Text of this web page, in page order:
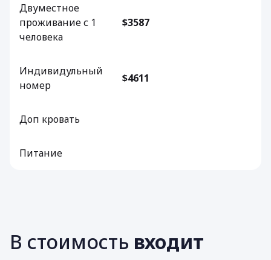
Двуместное
проживание с 1
человека
$3587
Индивидульный
номер
$4611
Доп кровать
Питание
В стоимость входит